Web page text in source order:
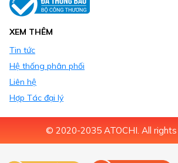
XEM THÊM
Tin tức
Hệ thống phân phối
Liên hệ
Hợp Tác đại lý
© 2020-2035 ATOCHI. All